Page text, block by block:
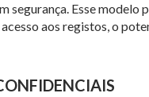
segurança. Esse
aos registos, o